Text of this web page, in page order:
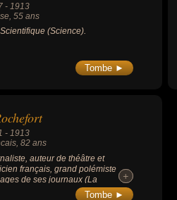
- 1913
, 55 ans
(Science).
Tombe ►
- 1913
, 82 ans
auteur de théâtre et
français, grand polémiste
de ses journaux (La
La Marseillaise, L'Intransigeant) où
+
+
Tombe ►